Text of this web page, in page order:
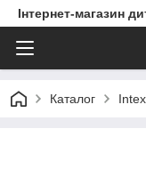
Інтернет-магазин
Каталог Intex